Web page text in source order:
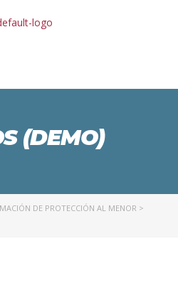
(DEMO)
DE PROTECCIÓN AL MENOR >